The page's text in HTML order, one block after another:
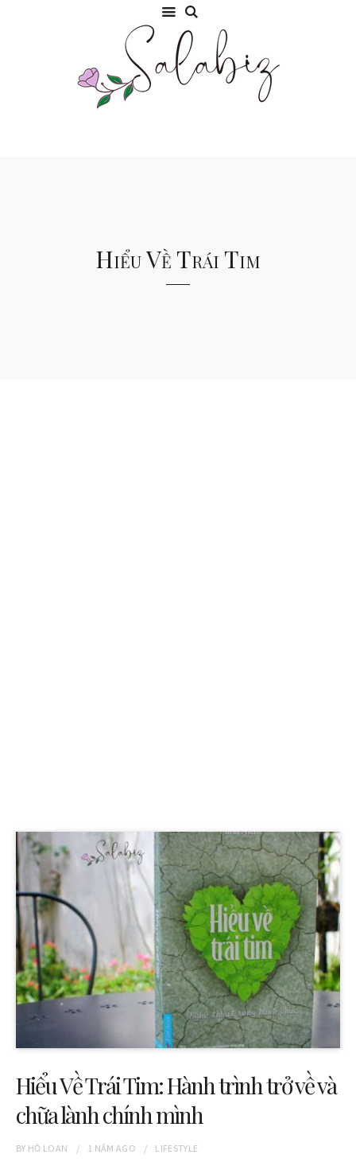
Hiểu Về Trái Tim
Hiểu Về Trái Tim: Hành trình trở về và
chữa lành chính mình
BY HỒ LOAN 1 NĂM AGO LIFESTYLE